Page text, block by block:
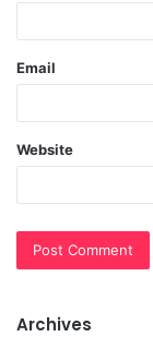
Email
Website
Archives